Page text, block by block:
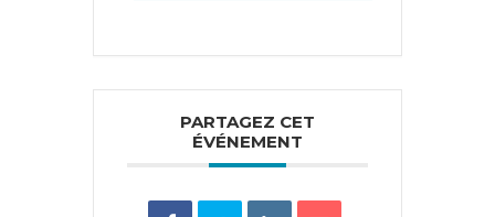
PARTAGEZ CET
ÉVÉNEMENT